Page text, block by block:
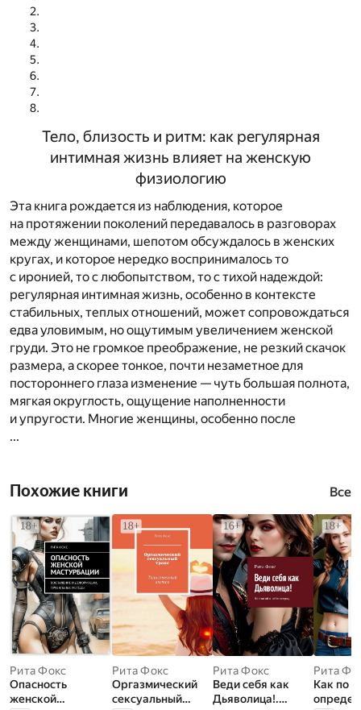
Тело, близость и ритм: как регулярная
интимная жизнь влияет на женскую
физиологию
Эта книга рождается из наблюдения, которое
на протяжении поколений передавалось в разговорах
между женщинами, шепотом обсуждалось в женских
кругах, и которое нередко воспринималось то
с иронией, то с любопытством, то с тихой надеждой:
регулярная интимная жизнь, особенно в контексте
стабильных, теплых отношений, может сопровождаться
едва уловимым, но ощутимым увеличением женской
груди. Это не громкое преображение, не резкий скачок
размера, а скорее тонкое, почти незаметное для
постороннего глаза изменение — чуть большая полнота,
мягкая округлость, ощущение наполненности
и упругости. Многие женщины, особенно после
...
Похожие книги Все
Рита Фокс
Опасность
женской
Рита Фокс
Оргазмический
сексуальный
Рита Фокс
Веди себя как
Дьяволица!.
Рита
Как по